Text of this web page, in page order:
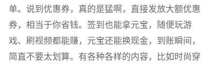
单。说到优惠券，真的是猛啊，直接发放大额优惠
券，相当于你省钱。签到也能拿元宝，随便玩游
戏、刷视频都能赚，元宝还能换现金，到账瞬间，
简直不要太划算。有各种各样的内容，比如时尚穿